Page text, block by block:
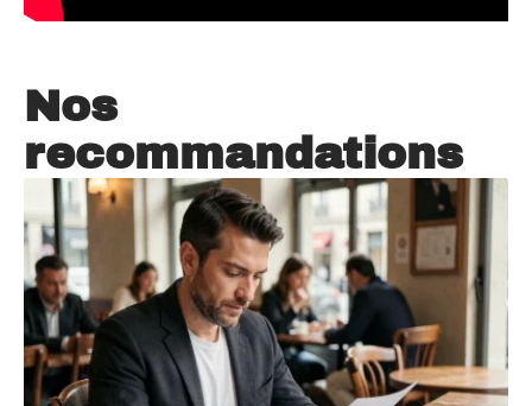
Nos
recommandations